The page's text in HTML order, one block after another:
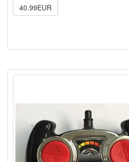
40.99EUR